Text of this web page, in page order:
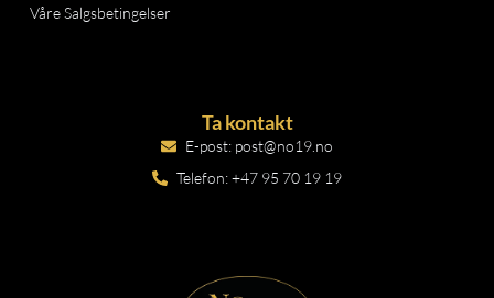
Våre Salgsbetingelser
Ta kontakt
E-post: post@no19.no
Telefon: +47 95 70 19 19